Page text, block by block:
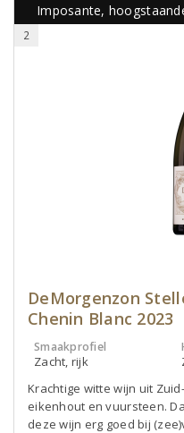
Imposante,
2
DeMorgenzon
Chenin Blanc 2023
Smaakprofiel
Zacht, rijk
Krachtige witte wijn uit
eikenhout en vuursteen.
deze wijn erg goed bij